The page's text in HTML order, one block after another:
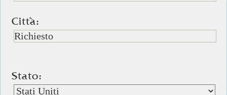
Città:
Stato: